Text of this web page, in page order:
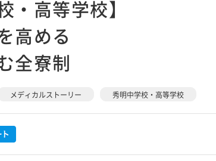
・高等学校】
高める
全寮制
メディカルストーリー 秀明中学校・高等学校